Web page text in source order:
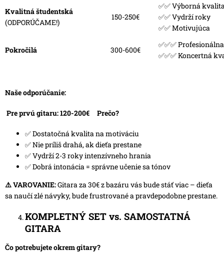
Kvalitná študentská
(ODPORÚČAME!)
150-250€
✅✅ Výborná
✅✅ Vydrží roky
✅✅ Motivujúca
Pokročilá 300-600€
✅✅✅ Profesionálna
✅✅✅ Koncertná
Naše odporúčanie:
Pre prvú gitaru: 120-200€ Prečo?
✅ Dostatočná kvalita na motiváciu
✅ Nie príliš drahá, ak dieťa prestane
✅ Vydrží 2-3 roky intenzívneho hrania
✅ Dobrá intonácia = správne učenie sa tónov
⚠️ VAROVANIE:Gitara za 30€ z bazáru vás bude stáť viac – dieťa
sa naučí zlé návyky, bude frustrované a pravdepodobne prestane.
KOMPLETNÝ SET vs. SAMOSTATNÁ
GITARA
Čo potrebujete okrem gitary?